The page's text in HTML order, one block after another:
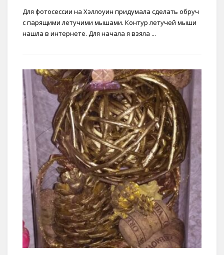
Для фотосессии на Хэллоуин придумала сделать обруч
с парящими летучими мышами. Контур летучей мыши
нашла в интернете. Для начала я взяла ...